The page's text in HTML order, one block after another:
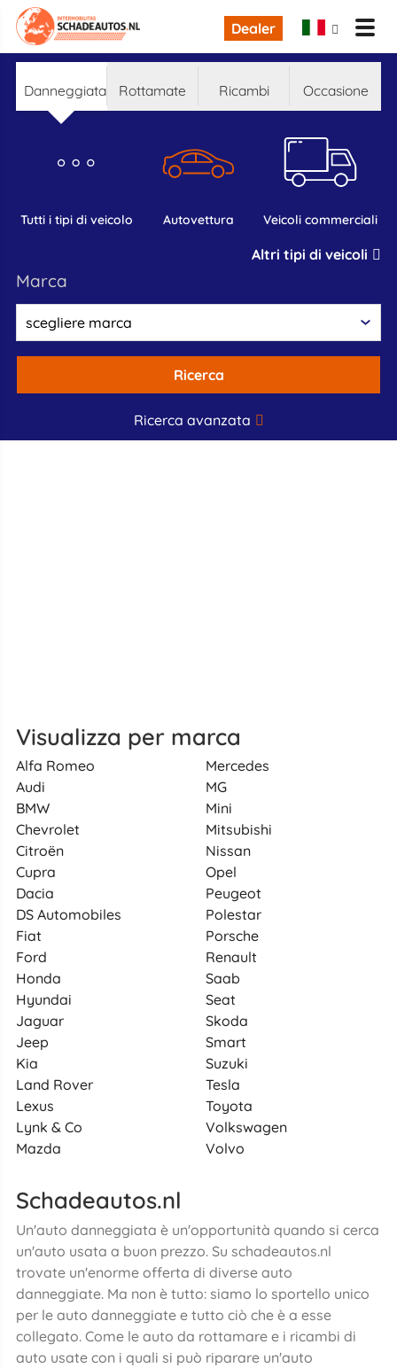
Dealer
danneggiata rottamate ricambi occasione
tutti i tipi di veicolo autovettura veicoli commerciali
Altri tipi di veicoli
marca
Ricerca
Ricerca avanzata
Visualizza per marca
Alfa Romeo
Audi
BMW
Chevrolet
Citroën
Cupra
Dacia
DS Automobiles
Fiat
Ford
Honda
Hyundai
Jaguar
Jeep
Kia
Land Rover
Lexus
Lynk & Co
Mazda
Mercedes
MG
Mini
Mitsubishi
Nissan
Opel
Peugeot
Polestar
Porsche
Renault
Saab
Seat
Skoda
Smart
Suzuki
Tesla
Toyota
Volkswagen
Volvo
Schadeautos.nl
Un'auto danneggiata è un'opportunità quando si cerca
un'auto usata a buon prezzo. Su schadeautos.nl
trovate un'enorme offerta di diverse auto
danneggiate. Ma non è tutto: siamo lo sportello unico
per le auto danneggiate e tutto ciò che è a esse
collegato. Come le auto da rottamare e i ricambi di
auto usate con i quali si può riparare un'auto